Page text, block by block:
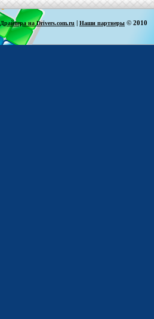
Драйвера на Drivers.com.ru | Наши партнеры © 2010